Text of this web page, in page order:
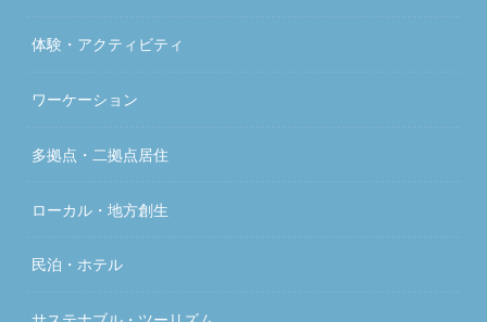
体験・アクティビティ
ワーケーション
多拠点・二拠点居住
ローカル・地方創生
民泊・ホテル